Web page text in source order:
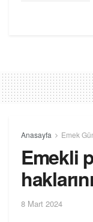
Anasayfa Emek
Emekli
8 Mart 2024